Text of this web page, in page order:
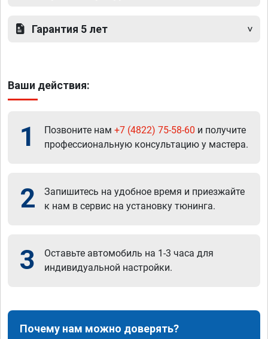
Гарантия 5 лет
Ваши действия:
1 Позвоните нам +7 (4822) 75-58-60 и получите
профессиональную консультацию у мастера.
2
Запишитесь на удобное время и приезжайте
к нам в сервис на установку тюнинга.
3
Оставьте автомобиль на 1-3 часа для
индивидуальной настройки.
Почему нам можно доверять?